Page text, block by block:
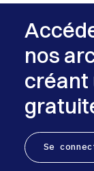
nos
créant
Se